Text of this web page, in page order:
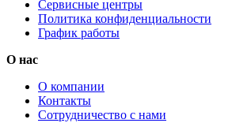
Сервисные центры
Политика конфиденциальности
График работы
О нас
О компании
Контакты
Сотрудничество с нами